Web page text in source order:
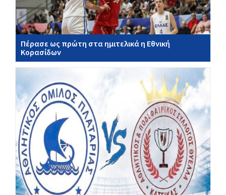
Πέρασε ως πρώτη στα ημιτελικά η Εθνική
Κορασίδων